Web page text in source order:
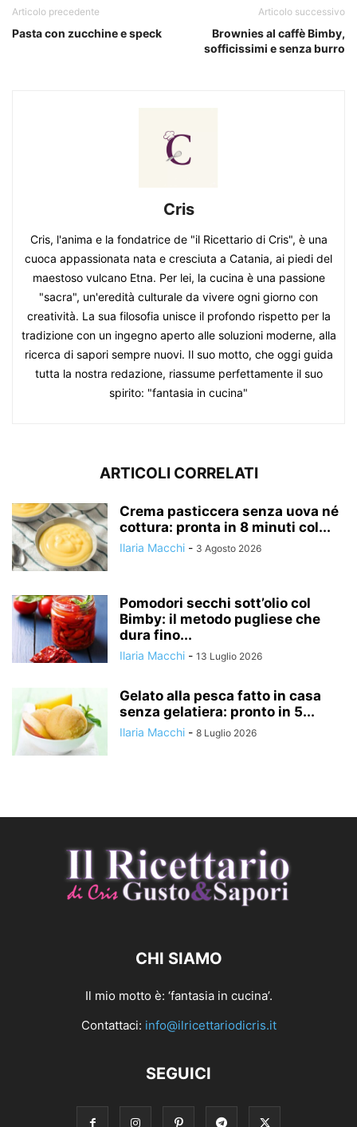
Articolo precedente
Pasta con zucchine e speck
Articolo successivo
Brownies al caffè Bimby,
sofficissimi e senza burro
Cris
Cris, l'anima e la fondatrice de "il Ricettario di Cris", è una
cuoca appassionata nata e cresciuta a Catania, ai piedi del
maestoso vulcano Etna. Per lei, la cucina è una passione
"sacra", un'eredità culturale da vivere ogni giorno con
creatività. La sua filosofia unisce il profondo rispetto per la
tradizione con un ingegno aperto alle soluzioni moderne, alla
ricerca di sapori sempre nuovi. Il suo motto, che oggi guida
tutta la nostra redazione, riassume perfettamente il suo
spirito: "fantasia in cucina"
ARTICOLI CORRELATI
Crema pasticcera senza uova né
cottura: pronta in 8 minuti col...
Ilaria Macchi - 3 Agosto 2026
Pomodori secchi sott’olio col
Bimby: il metodo pugliese che
dura fino...
Ilaria Macchi - 13 Luglio 2026
Gelato alla pesca fatto in casa
senza gelatiera: pronto in 5...
Ilaria Macchi - 8 Luglio 2026
CHI SIAMO
Il mio motto è: ‘fantasia in cucina’.
Contattaci: info@ilricettariodicris.it
SEGUICI